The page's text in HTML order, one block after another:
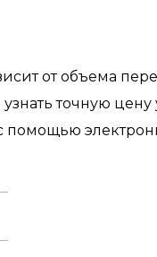
от объема
точную
помощью